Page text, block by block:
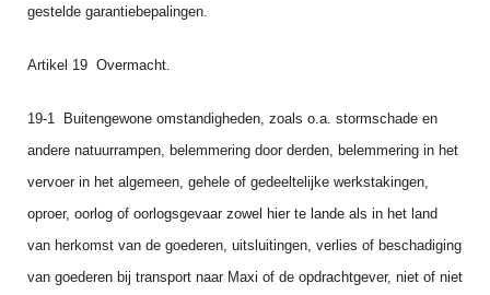
gestelde garantiebepalingen.
Artikel 19 Overmacht.
19-1 Buitengewone omstandigheden, zoals o.a. stormschade en
andere natuurrampen, belemme­ring door derden, belemmering in het
vervoer in het algemeen, gehele of gedeeltelijke werkstakin­gen,
oproer, oorlog of oorlogsgevaar zowel hier te lande als in het land
van herkomst van de goederen, uitsluitingen, verlies of beschadiging
van goederen bij transport naar Maxi of de opdracht­gever, niet of niet